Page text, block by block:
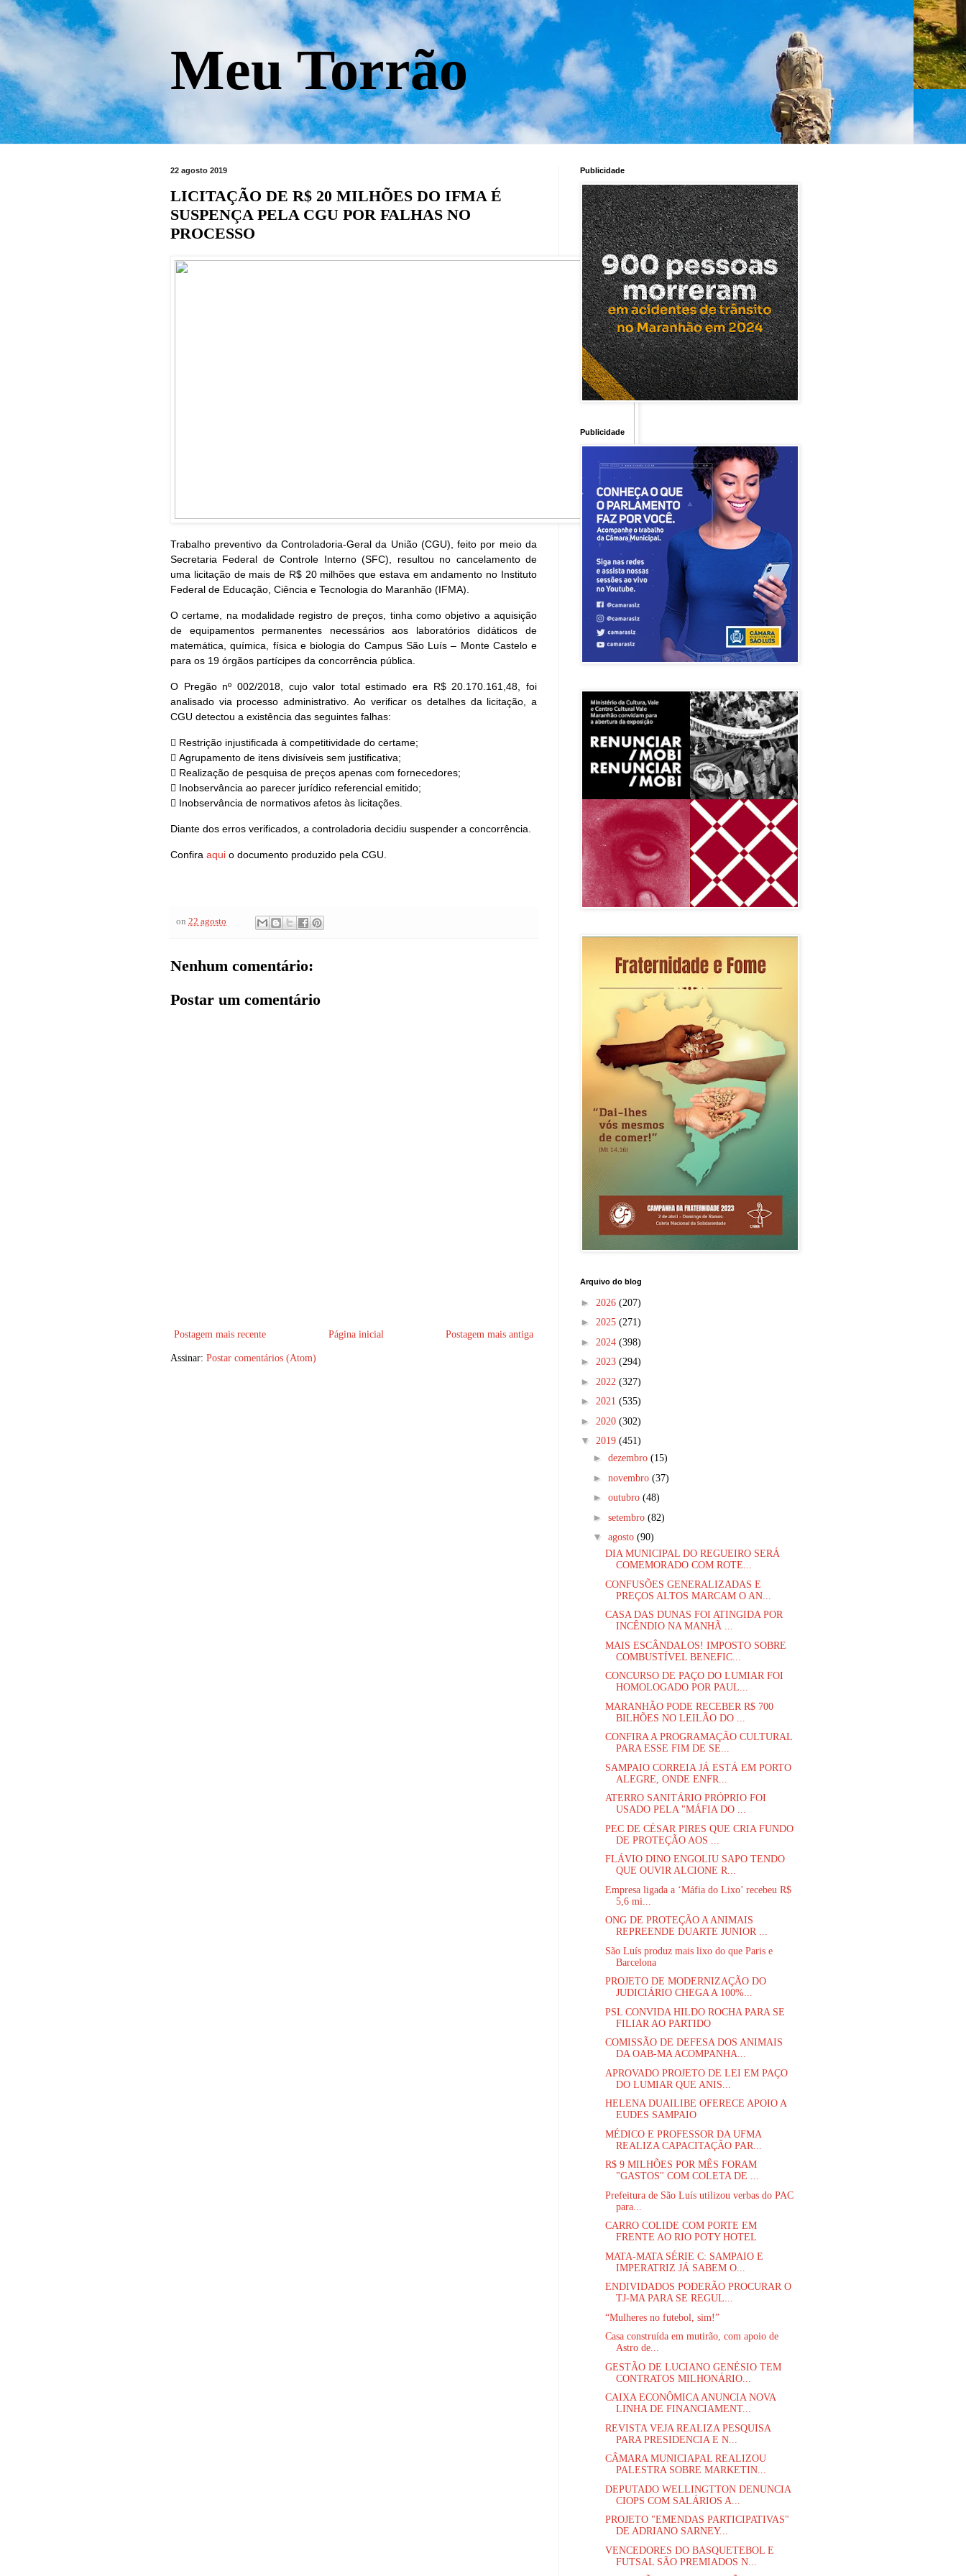
Meu Torrão
22 agosto 2019
LICITAÇÃO DE R$ 20 MILHÕES DO IFMA É
SUSPENÇA PELA CGU POR FALHAS NO
PROCESSO
Trabalho preventivo da Controladoria-Geral da União (CGU), feito por meio da
Secretaria Federal de Controle Interno (SFC), resultou no cancelamento de
uma licitação de mais de R$ 20 milhões que estava em andamento no Instituto
Federal de Educação, Ciência e Tecnologia do Maranhão (IFMA).
O certame, na modalidade registro de preços, tinha como objetivo a aquisição
de equipamentos permanentes necessários aos laboratórios didáticos de
matemática, química, física e biologia do Campus São Luís – Monte Castelo e
para os 19 órgãos partícipes da concorrência pública.
O Pregão nº 002/2018, cujo valor total estimado era R$ 20.170.161,48, foi
analisado via processo administrativo. Ao verificar os detalhes da licitação, a
CGU detectou a existência das seguintes falhas:
 Restrição injustificada à competitividade do certame;
 Agrupamento de itens divisíveis sem justificativa;
 Realização de pesquisa de preços apenas com fornecedores;
 Inobservância ao parecer jurídico referencial emitido;
 Inobservância de normativos afetos às licitações.
Diante dos erros verificados, a controladoria decidiu suspender a concorrência.
Confira aqui o documento produzido pela CGU.
on 22 agosto
Nenhum comentário:
Postar um comentário
Postagem mais recente Postagem mais antiga
Página inicial
Assinar: Postar comentários (Atom)
Publicidade
Publicidade
Arquivo do blog
► 2026 (207)
► 2025 (271)
► 2024 (398)
► 2023 (294)
► 2022 (327)
► 2021 (535)
► 2020 (302)
▼ 2019 (451)
► dezembro (15)
► novembro (37)
► outubro (48)
► setembro (82)
▼ agosto (90)
DIA MUNICIPAL DO REGUEIRO SERÁ
COMEMORADO COM ROTE...
CONFUSÕES GENERALIZADAS E
PREÇOS ALTOS MARCAM O AN...
CASA DAS DUNAS FOI ATINGIDA POR
INCÊNDIO NA MANHÃ ...
MAIS ESCÂNDALOS! IMPOSTO SOBRE
COMBUSTÍVEL BENEFIC...
CONCURSO DE PAÇO DO LUMIAR FOI
HOMOLOGADO POR PAUL...
MARANHÃO PODE RECEBER R$ 700
BILHÕES NO LEILÃO DO ...
CONFIRA A PROGRAMAÇÃO CULTURAL
PARA ESSE FIM DE SE...
SAMPAIO CORREIA JÁ ESTÁ EM PORTO
ALEGRE, ONDE ENFR...
ATERRO SANITÁRIO PRÓPRIO FOI
USADO PELA "MÁFIA DO ...
PEC DE CÉSAR PIRES QUE CRIA FUNDO
DE PROTEÇÃO AOS ...
FLÁVIO DINO ENGOLIU SAPO TENDO
QUE OUVIR ALCIONE R...
Empresa ligada a ‘Máfia do Lixo’ recebeu R$
5,6 mi...
ONG DE PROTEÇÃO A ANIMAIS
REPREENDE DUARTE JUNIOR ...
São Luís produz mais lixo do que Paris e
Barcelona
PROJETO DE MODERNIZAÇÃO DO
JUDICIÁRIO CHEGA A 100%...
PSL CONVIDA HILDO ROCHA PARA SE
FILIAR AO PARTIDO
COMISSÃO DE DEFESA DOS ANIMAIS
DA OAB-MA ACOMPANHA...
APROVADO PROJETO DE LEI EM PAÇO
DO LUMIAR QUE ANIS...
HELENA DUAILIBE OFERECE APOIO A
EUDES SAMPAIO
MÉDICO E PROFESSOR DA UFMA
REALIZA CAPACITAÇÃO PAR...
R$ 9 MILHÕES POR MÊS FORAM
"GASTOS" COM COLETA DE ...
Prefeitura de São Luís utilizou verbas do PAC
para...
CARRO COLIDE COM PORTE EM
FRENTE AO RIO POTY HOTEL
MATA-MATA SÉRIE C: SAMPAIO E
IMPERATRIZ JÁ SABEM O...
ENDIVIDADOS PODERÃO PROCURAR O
TJ-MA PARA SE REGUL...
“Mulheres no futebol, sim!”
Casa construída em mutirão, com apoio de
Astro de...
GESTÃO DE LUCIANO GENÉSIO TEM
CONTRATOS MILHONÁRIO...
CAIXA ECONÔMICA ANUNCIA NOVA
LINHA DE FINANCIAMENT...
REVISTA VEJA REALIZA PESQUISA
PARA PRESIDENCIA E N...
CÂMARA MUNICIAPAL REALIZOU
PALESTRA SOBRE MARKETIN...
DEPUTADO WELLINGTTON DENUNCIA
CIOPS COM SALÁRIOS A...
PROJETO "EMENDAS PARTICIPATIVAS"
DE ADRIANO SARNEY...
VENCEDORES DO BASQUETEBOL E
FUTSAL SÃO PREMIADOS N...